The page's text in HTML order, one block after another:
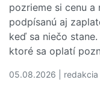
pozrieme si cenu
podpísanú aj
keď sa niečo
ktoré sa oplatí
05.08.2026 | redakcia